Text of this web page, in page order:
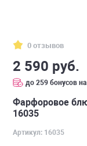
0 отзывов
2 590 руб.
до 259 бонусов
Фарфоровое
16035
Артикул: 16035